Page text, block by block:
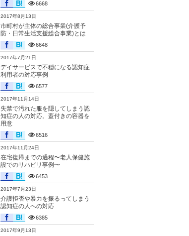
6668
2017年8月13日
市町村が主体の総合事業(介護予
防・日常生活支援総合事業)とは
6648
2017年7月21日
デイサービスで不穏になる認知症
利用者の対応事例
6577
2017年11月14日
失禁で汚れた服を隠してしまう認
知症の人の対応。蓋付きの容器を
用意
6516
2017年11月24日
在宅復帰までの過程〜老人保健施
設でのリハビリ事例〜
6453
2017年7月23日
介護拒否や暴力を振るってしまう
認知症の人への対応
6385
2017年9月13日